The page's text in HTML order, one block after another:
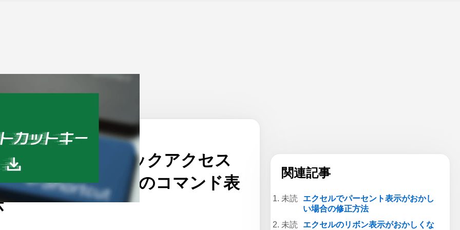
ム > Excel 公開日：2014/10/13
爆速化！クイックアクセス
ールバーおすすめのコマンド表
関連記事
エクセルでパーセント表示がおかし
い場合の修正方法
エクセルのリボン表示がおかしくな